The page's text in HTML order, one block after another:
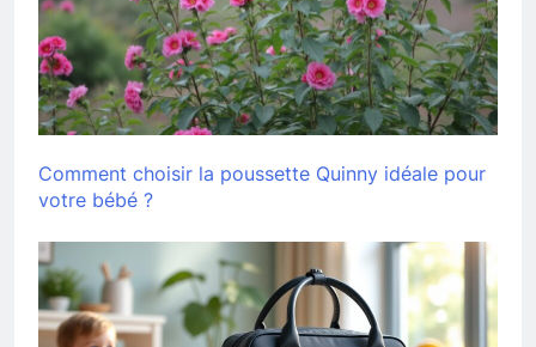
Comment choisir la poussette Quinny idéale pour
votre bébé ?